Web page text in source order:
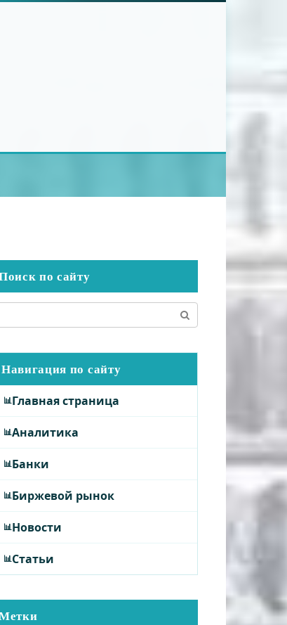
по сайту
Навигация по сайту
Главная страница
Аналитика
Банки
Биржевой рынок
Новости
Статьи